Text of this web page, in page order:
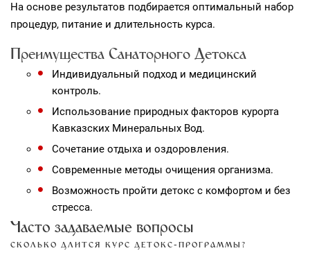
На основе результатов подбирается оптимальный набор
процедур, питание и длительность курса.
Преимущества Санаторного Детокса
Индивидуальный подход и медицинский
контроль.
Использование природных факторов курорта
Кавказских Минеральных Вод.
Сочетание отдыха и оздоровления.
Современные методы очищения организма.
Возможность пройти детокс с комфортом и без
стресса.
Часто задаваемые вопросы
СКОЛЬКО ДЛИТСЯ КУРС ДЕТОКС‑ПРОГРАММЫ?